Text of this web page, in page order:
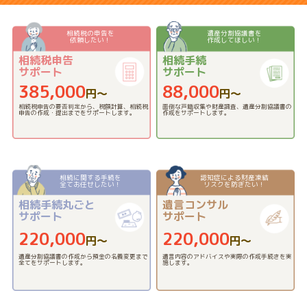
相続税の申告を
依頼したい！
相続税申告
サポート
385,000円〜
相続税申告の要否判定から、税額計算、相続税
申告の作成・提出までをサポートします。
遺産分割協議書を
作成してほしい！
相続手続
サポート
88,000円〜
面倒な戸籍収集や財産調査、遺産分割協議書の
作成をサポートします。
相続に関する手続を
全てお任せしたい！
相続手続丸ごと
サポート
220,000円〜
遺産分割協議書の作成から預金の名義変更まで
全てをサポートします。
認知症による財産凍結
リスクを防ぎたい！
遺言コンサル
サポート
220,000円〜
遺言内容のアドバイスや実際の作成手続きを実
施します。